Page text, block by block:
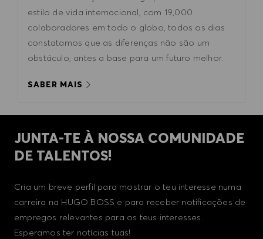
estilo de vida internacional, com 19,000
colaboradores em todo o globo, todos os dias
constatamos que as diferenças não são um
obstáculo, antes a base para um futuro melhor.
SABER MAIS
JUNTA-TE À NOSSA COMUNIDADE
DE TALENTOS!
Cria um breve perfil para mostrar o teu interesse numa
carreira na HUGO BOSS e para receber notificações de
empregos relevantes para os teus interesses.
Esperamos ter notícias tuas!